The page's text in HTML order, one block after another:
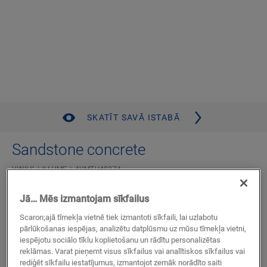
SKATĪT SAVĀ ISTABĀ
Sandstone concrete
VINILS ILLUME AVMTU40274
Mūža garantija, lietojot dzīvojamās telpās
Sader ar grīdas apsildi un dzesēšanu
Autentisks akmens izskats
Ūdensnecaurlaidīgs
Apakšklājs pievienots
Jā… Mēs izmantojam sīkfailus
Scaron;ajā tīmekļa vietnē tiek izmantoti sīkfaili, lai uzlabotu
pārlūkošanas iespējas, analizētu datplūsmu uz mūsu tīmekļa vietni,
iespējotu sociālo tīklu koplietošanu un rādītu personalizētas
reklāmas. Varat pieņemt visus sīkfailus vai analītiskos sīkfailus vai
rediģēt sīkfailu iestatījumus, izmantojot zemāk norādīto saiti